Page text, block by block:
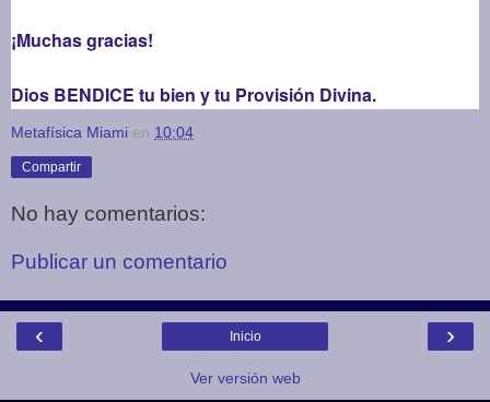
¡Muchas gracias!
Dios BENDICE tu bien y tu Provisión Divina.
Metafísica Miami en 10:04
Compartir
No hay comentarios:
Publicar un comentario
‹ ›
Inicio
Ver versión web